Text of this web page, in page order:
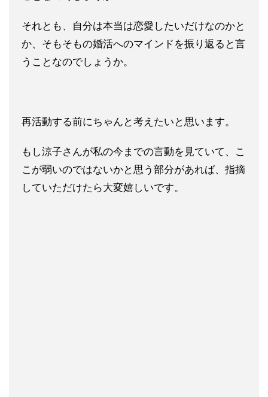
それとも、自分は本当は恋愛したいだけなのかと
か、そもそもの婚活へのマインドを振り返ると言
うことなのでしょうか。
再活動する前にちゃんと考えたいと思います。
もし涼子さんが私の今までの言動を見ていて、こ
こが弱いのではないかと思う部分があれば、指摘
していただけたら大変嬉しいです。